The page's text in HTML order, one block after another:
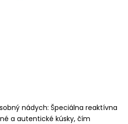
nádych: Špeciálna reaktívna
a autentické kúsky, čím